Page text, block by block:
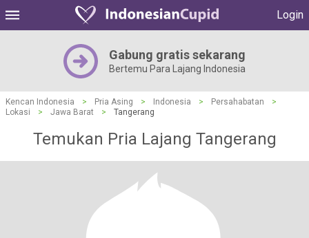
Login
Gabung gratis sekarang
Bertemu Para Lajang Indonesia
Kencan Indonesia > Pria Asing > Indonesia > Persahabatan
>
Lokasi
> Jawa Barat > Tangerang
Temukan Pria Lajang Tangerang